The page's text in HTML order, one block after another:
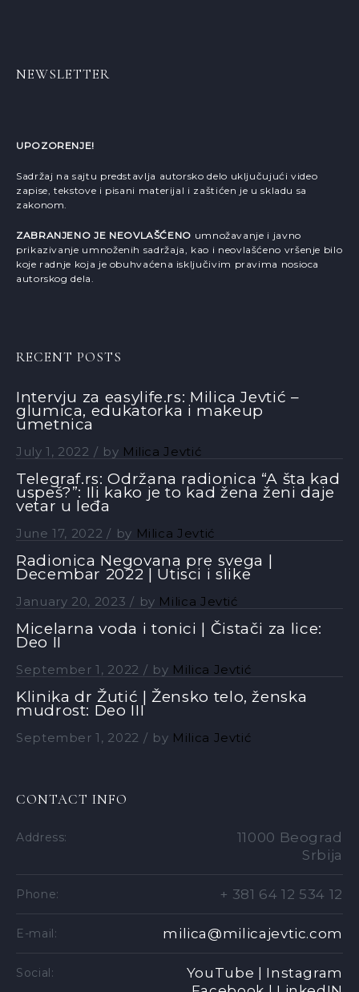
NEWSLETTER
UPOZORENJE!
Sadržaj na sajtu predstavlja autorsko delo uključujući video
zapise, tekstove i pisani materijal i zaštićen je u skladu sa
zakonom.
ZABRANJENO JE NEOVLAŠĆENO umnožavanje i javno
prikazivanje umnoženih sadržaja, kao i neovlašćeno vršenje bilo
koje radnje koja je obuhvaćena isključivim pravima nosioca
autorskog dela.
RECENT POSTS
Intervju za easylife.rs: Milica Jevtić –
glumica, edukatorka i makeup
umetnica
July 1, 2022 by Milica Jevtić
Telegraf.rs: Održana radionica “A šta kad
uspeš?”: Ili kako je to kad žena ženi daje
vetar u leđa
June 17, 2022 by Milica Jevtić
Radionica Negovana pre svega |
Decembar 2022 | Utisci i slike
January 20, 2023 by Milica Jevtić
Micelarna voda i tonici | Čistači za lice:
Deo II
September 1, 2022 by Milica Jevtić
Klinika dr Žutić | Žensko telo, ženska
mudrost: Deo III
September 1, 2022 by Milica Jevtić
CONTACT INFO
Address:
11000 Beograd
Srbija
Phone: + 381 64 12 534 12
E-mail: milica@milicajevtic.com
Social: YouTube |
Instagram